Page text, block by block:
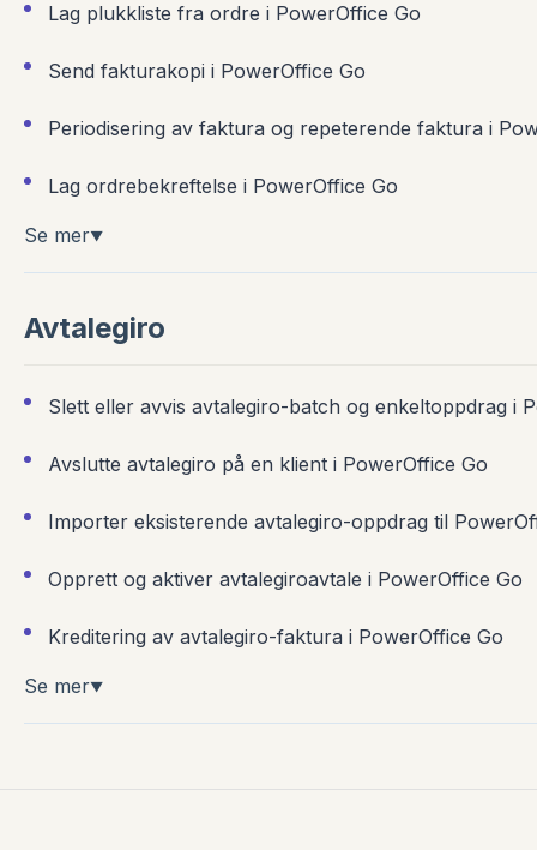
Lag plukkliste fra ordre i PowerOffice Go
Send fakturakopi i PowerOffice Go
Periodisering av faktura og repeterende faktura i
Lag ordrebekreftelse i PowerOffice Go
Se mer▼
Avtalegiro
Slett eller avvis avtalegiro-batch og enkeltoppdrag i
Avslutte avtalegiro på en klient i PowerOffice Go
Importer eksisterende avtalegiro-oppdrag til
Opprett og aktiver avtalegiroavtale i PowerOffice Go
Kreditering av avtalegiro-faktura i PowerOffice Go
Se mer▼